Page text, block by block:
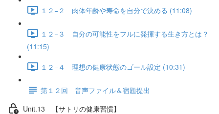
１２−２ 肉体年齢や寿命を自分で決める (11:08)
１２−３ 自分の可能性をフルに発揮する生き方とは？
(11:15)
１２−４ 理想の健康状態のゴール設定 (10:31)
第１２回 音声ファイル＆宿題提出
Unit.13 【サトリの健康習慣】